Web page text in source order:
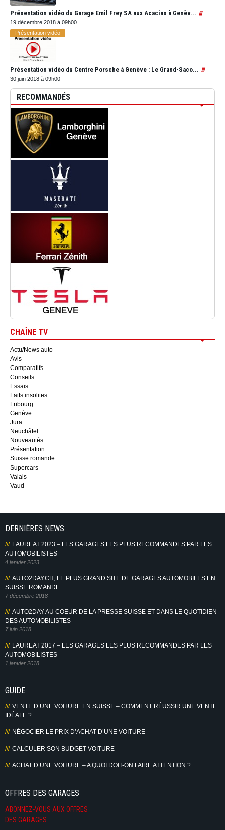
Présentation vidéo du Garage Emil Frey SA aux Acacias à Genèv...
19 décembre 2018 à 09h00
Présentation vidéo
Présentation vidéo du Centre Porsche à Genève : Le Grand-Saco...
30 juin 2018 à 09h00
RECOMMANDÉS
CHAÎNE TV
Actu/News auto
Avis
Comparatifs
Conseils
Essais
Faits insolites
Fribourg
Genève
Jura
Neuchâtel
Nouveautés
Présentation
Suisse romande
Supercars
Valais
Vaud
DERNIÈRES NEWS
LAUREAT 2023 – LES GARAGES LES PLUS RECOMMANDES PAR LES
AUTOMOBILISTES
4 janvier 2023
AUTO2DAY.CH, LE PLUS GRAND SITE DE GARAGES AUTOMOBILES EN
SUISSE ROMANDE
7 décembre 2018
AUTO2DAY AU COEUR DE LA PRESSE SUISSE ET DANS LE QUOTIDIEN
DES AUTOMOBILISTES
7 juin 2018
LAUREAT 2017 – LES GARAGES LES PLUS RECOMMANDES PAR LES
AUTOMOBILISTES
1 janvier 2018
GUIDE
VENTE D’UNE VOITURE EN SUISSE – COMMENT RÉUSSIR UNE VENTE
IDÉALE ?
NÉGOCIER LE PRIX D’ACHAT D’UNE VOITURE
CALCULER SON BUDGET VOITURE
ACHAT D’UNE VOITURE – A QUOI DOIT-ON FAIRE ATTENTION ?
OFFRES DES GARAGES
ABONNEZ-VOUS AUX OFFRES
DES GARAGES